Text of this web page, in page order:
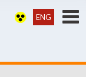
ENG